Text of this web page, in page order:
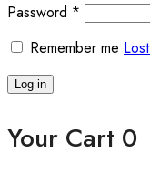
Password *
Remember me
Log in
Your Cart 0